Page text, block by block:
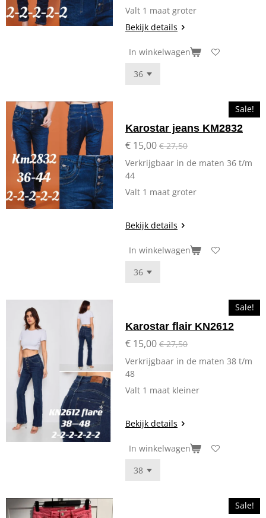
Valt 1 maat groter
Bekijk details
In winkelwagen
Sale!
Karostar jeans KM2832
€ 15,00 € 27,50
Verkrijgbaar in de maten 36 t/m
44
Valt 1 maat groter
Bekijk details
In winkelwagen
Sale!
Karostar flair KN2612
€ 15,00 € 27,50
Verkrijgbaar in de maten 38 t/m
48
Valt 1 maat kleiner
Bekijk details
In winkelwagen
Sale!